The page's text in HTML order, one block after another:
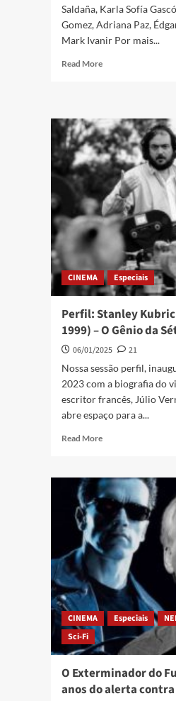
Saldaña, Karla Sofía
Gomez, Adriana Paz,
Mark Ivanir Por mais...
Read More
CINEMA Especiais
Perfil: Stanley
1999) – O Gênio da
06/01/2025
21
Nossa sessão perfil,
2023 com a biografia do
escritor francês, Júlio
abre espaço para a...
Read More
CINEMA Especiais
Sci-Fi
O Exterminador do
anos do alerta